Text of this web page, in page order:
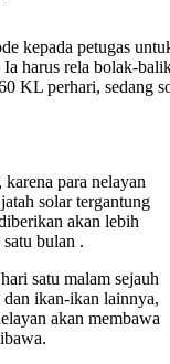
kepada petugas
harus rela bolak-
KL perhari, sedang
para nelayan
solar tergantung
akan lebih
bulan .
satu malam sejauh
ikan-ikan lainnya,
akan membawa